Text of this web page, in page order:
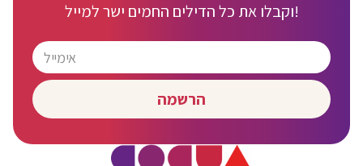
וקבלו את כל הדילים החמים ישר למייל!
הרשמה